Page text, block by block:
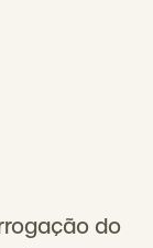
do